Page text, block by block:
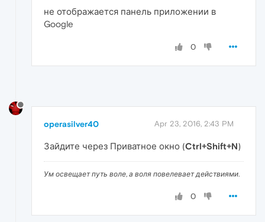
не отображается панель приложении в
Google
0
operasilver40 Apr 23, 2016, 2:43 PM
Зайдите через Приватное окно (Ctrl+Shift+N)
Ум освещает путь воле, а воля повелевает действиями.
0